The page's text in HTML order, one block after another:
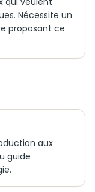
Nécessite un
proposant ce
aux
guide